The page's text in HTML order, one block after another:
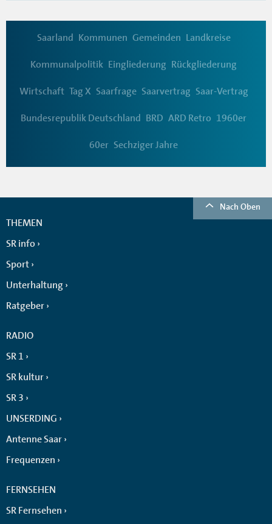
Saarland Kommunen Gemeinden Landkreise
Kommunalpolitik Eingliederung Rückgliederung
Wirtschaft Tag X Saarfrage Saarvertrag Saar-Vertrag
Bundesrepublik Deutschland BRD ARD Retro 1960er
60er Sechziger Jahre
Nach Oben
THEMEN
SR info
Sport
Unterhaltung
Ratgeber
RADIO
SR 1
SR kultur
SR 3
UNSERDING
Antenne Saar
Frequenzen
FERNSEHEN
SR Fernsehen